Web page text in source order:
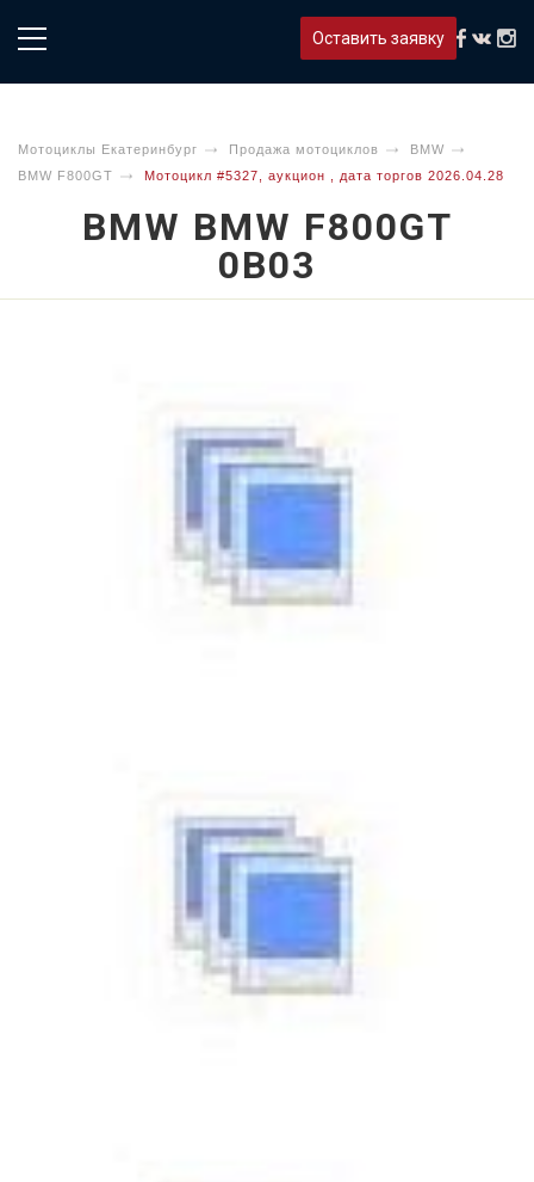
Оставить заявку
Мотоциклы Екатеринбург Продажа мотоциклов
BMW
BMW F800GT
Мотоцикл #5327, аукцион , дата торгов 2026.04.28
BMW BMW F800GT
0B03